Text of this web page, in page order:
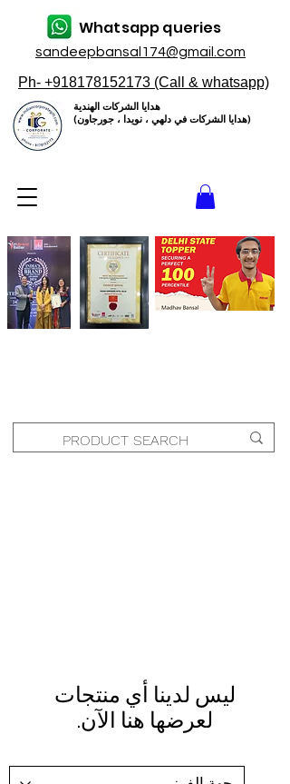
sandeepbansal174@gmail.com
Whatsapp queries
Ph- +918178152173 (Call & whatsapp)
(هدايا الشركات في دلهي ، نويدا ، جورجاون)
لعرضها هنا الآن.